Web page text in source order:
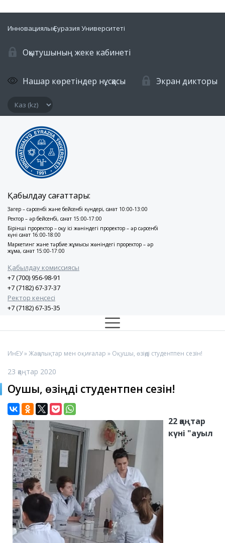
Инновациялық Еуразия Университеті
Оқытушының жеке кабинеті
Нашар көретіндер нұсқасы Экран дикторы
Қабылдау сағаттары:
Заңгер – сәрсенбі және бейсенбі күндері, сағат 10:00-13:00
Ректор – әр бейсенбі, сағат 15:00-17:00
Бірінші проректор – оқу ісі жөніндегі проректор – әр сәрсенбі
күні сағат 16:00-18:00
Маркетинг және тәрбие жұмысы жөніндегі проректор – әр
жұма, сағат 15:00-17:00
Қабылдау комиссиясы
+7 (700) 956-98-91
+7 (7182) 67-37-37
Ректор кеңсесі
+7 (7182) 67-35-35
ИнЕУ»Жаңалықтар мен оқиғалар » Оқушы, өзіңді студентпен сезін!
23 қаңтар 2020
Оқушы, өзіңді студентпен сезін!
22 қаңтар
күні "ауыл